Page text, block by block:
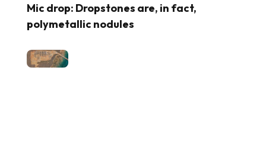
Mic drop: Dropstones are, in fact,
polymetallic nodules